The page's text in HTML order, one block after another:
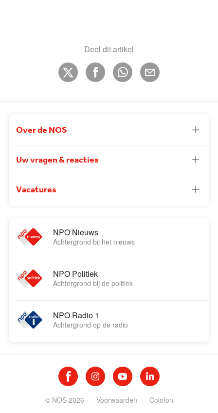
Deel dit artikel
Over de NOS
Uw vragen & reacties
Vacatures
NPO Nieuws
Achtergrond bij het nieuws
NPO Politiek
Achtergrond bij de politiek
NPO Radio 1
Achtergrond op de radio
© NOS 2026 Voorwaarden Colofon